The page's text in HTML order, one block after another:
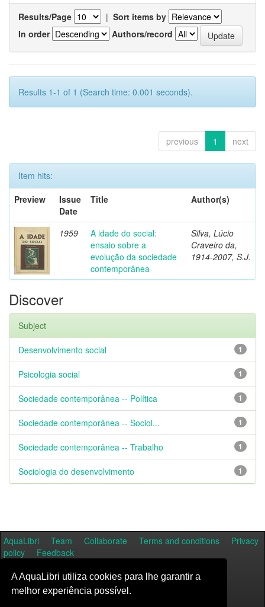
A AquaLibri utiliza cookies para lhe garantir a
melhor experiência possível.
Results/Page | Sort items by
In order
Authors/record
Results 1-1 of 1 (Search time: 0.001 seconds).
previous 1 next
Item hits:
Preview
Issue
Date
Title Author(s)
1959
A idade do social:
ensaio sobre a
evolução da sociedade
contemporânea
Silva, Lúcio
Craveiro da,
1914-2007, S.J.
Discover
Subject
1
Desenvolvimento social
1
Psicologia social
1
Sociedade contemporânea -- Política
1
Sociedade contemporânea -- Sociol...
1
Sociedade contemporânea -- Trabalho
1
Sociologia do desenvolvimento
AquaLibri Team Collaborate Terms and conditions
Privacy
policy
Feedback